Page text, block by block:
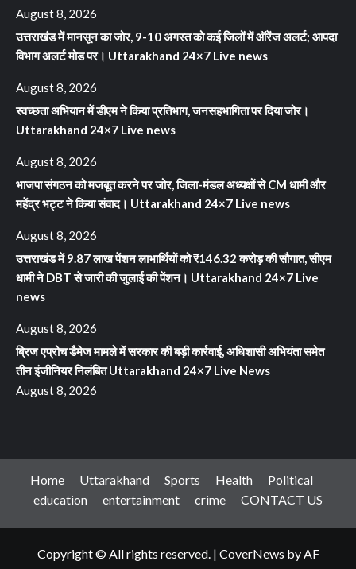
August 8, 2026
उत्तराखंड में मानसून का जोर, 9-10 अगस्त को कई जिलों में ऑरेंज अलर्ट; आपदा
विभाग अलर्ट मोड पर। Uttarakhand 24×7 Live news
August 8, 2026
स्वच्छता अभियान में डीएम ने किया प्रतिभाग, जनसहभागिता पर दिया जोर।
Uttarakhand 24×7 Live news
August 8, 2026
भाजपा संगठन को मजबूत करने पर जोर, जिला-मंडल अध्यक्षों से CM धामी और
महेंद्र भट्ट ने किया संवाद। Uttarakhand 24×7 Live news
August 8, 2026
उत्तराखंड में 9.87 लाख पेंशन लाभार्थियों को ₹146.32 करोड़ की सौगात, सीएम
धामी ने DBT से जारी की जुलाई की पेंशन। Uttarakhand 24×7 Live
news
August 8, 2026
ब्रिज एप्रोच डैमेज मामले में सरकार की बड़ी कार्रवाई, अधिशासी अभियंता समेत
तीन इंजीनियर निलंबित Uttarakhand 24×7 Live News
August 8, 2026
Home Uttarakhand Sports Health
Political
education
entertainment crime CONTACT US
Copyright © All rights reserved. | CoverNews by AF